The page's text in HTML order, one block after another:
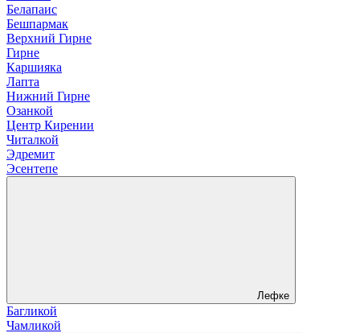
Белапаис
Бешпармак
Верхний Гирне
Гирне
Каршияка
Лапта
Нижний Гирне
Озанкой
Центр Кирении
Читалкой
Эдремит
Эсентепе
Лефке
Багликой
Чамликой